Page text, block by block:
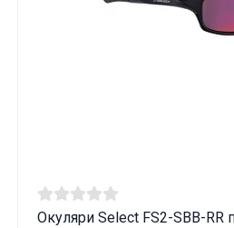
Окуляри Select FS2-SBB-RR